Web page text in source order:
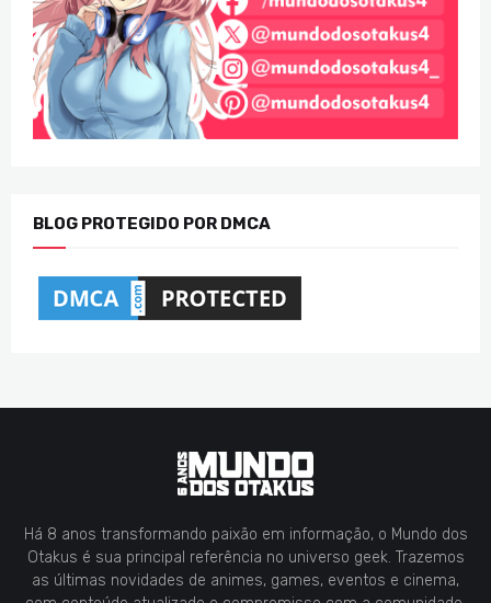
BLOG PROTEGIDO POR DMCA
Há 8 anos transformando paixão em informação, o Mundo dos
Otakus é sua principal referência no universo geek. Trazemos
as últimas novidades de animes, games, eventos e cinema,